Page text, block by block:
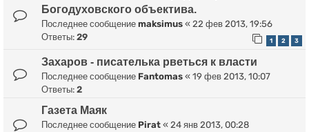
Богодуховского объектива.
Последнее сообщение maksimus « 22 фев 2013, 19:56
Ответы: 29 1 2 3
Захаров - писателька рветься к власти
Последнее сообщение Fantomas « 19 фев 2013, 10:07
Ответы: 2
Газета Маяк
Последнее сообщение Pirat « 24 янв 2013, 00:28